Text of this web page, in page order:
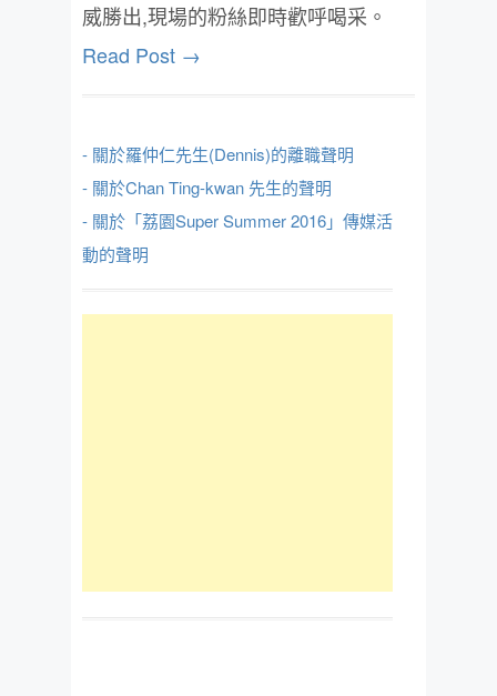
威勝出,現場的粉絲即時歡呼喝采。
Read Post →
- 關於羅仲仁先生(Dennis)的離職聲明
- 關於Chan Ting-kwan 先生的聲明
- 關於「荔園Super Summer 2016」傳媒活
動的聲明